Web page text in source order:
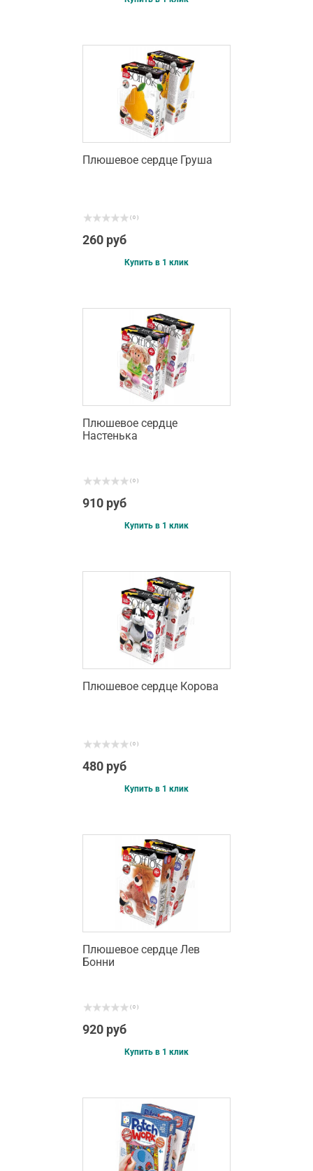
Плюшевое сердце Груша
( 0 )
260 руб
Купить в 1 клик
Плюшевое сердце
Настенька
( 0 )
910 руб
Купить в 1 клик
Плюшевое сердце Корова
( 0 )
480 руб
Купить в 1 клик
Плюшевое сердце Лев
Бонни
( 0 )
920 руб
Купить в 1 клик